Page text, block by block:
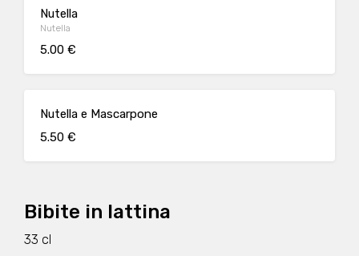
Nutella
Nutella
5.00 €
Nutella e Mascarpone
5.50 €
Bibite in lattina
33 cl